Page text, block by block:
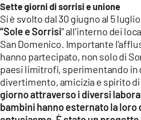
CATANZAROCHANNEL.IT
LACAPITALENEWS.IT
App
ANDROID
APPLE
Sette giorni di sorrisi e unione
Si è svolto dal 30 giugno al 5
“Sole e Sorrisi” all’interno dei
San Domenico. Importante
hanno partecipato, non solo di
paesi limitrofi, sperimentando in
divertimento, amicizia e spirito di
giorno attraverso i diversi
bambini hanno esternato la